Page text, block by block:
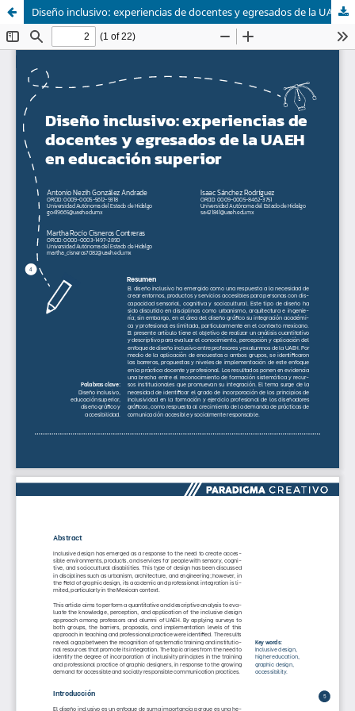
Diseño inclusivo: experiencias de docentes y egresados de la UAEH en educación superior